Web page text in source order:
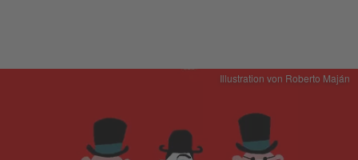
Illustration von Roberto Maján